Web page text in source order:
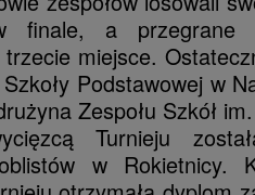
finale, a przegrane
miejsce.
Podstawowej w
Zespołu Szkół
Turnieju
w Rokietnicy.